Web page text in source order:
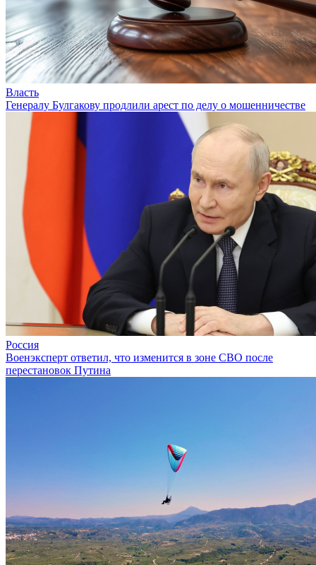
Власть
Генералу Булгакову продлили арест по делу о мошенничестве
Россия
Военэксперт ответил, что изменится в зоне СВО после
перестановок Путина